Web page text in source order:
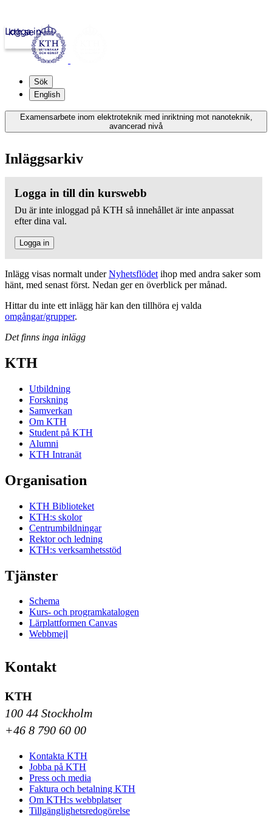
kth.se
Logga in
Sök
English
Examensarbete inom elektroteknik med inriktning mot nanoteknik,
avancerad nivå
Inläggsarkiv
Logga in till din kurswebb
Du är inte inloggad på KTH så innehållet är inte anpassat
efter dina val.
Logga in
Inlägg visas normalt underNyhetsflödet ihop med andra saker som
hänt, med senast först. Nedan ger en överblick per månad.
Hittar du inte ett inlägg här kan den tillhöra ej valda
omgångar/grupper.
Det finns inga inlägg
KTH
Utbildning
Forskning
Samverkan
Om KTH
Student på KTH
Alumni
KTH Intranät
Organisation
KTH Biblioteket
KTH:s skolor
Centrumbildningar
Rektor och ledning
KTH:s verksamhetsstöd
Tjänster
Schema
Kurs- och programkatalogen
Lärplattformen Canvas
Webbmejl
Kontakt
KTH
100 44 Stockholm
+46 8 790 60 00
Kontakta KTH
Jobba på KTH
Press och media
Faktura och betalning KTH
Om KTH:s webbplatser
Tillgänglighetsredogörelse